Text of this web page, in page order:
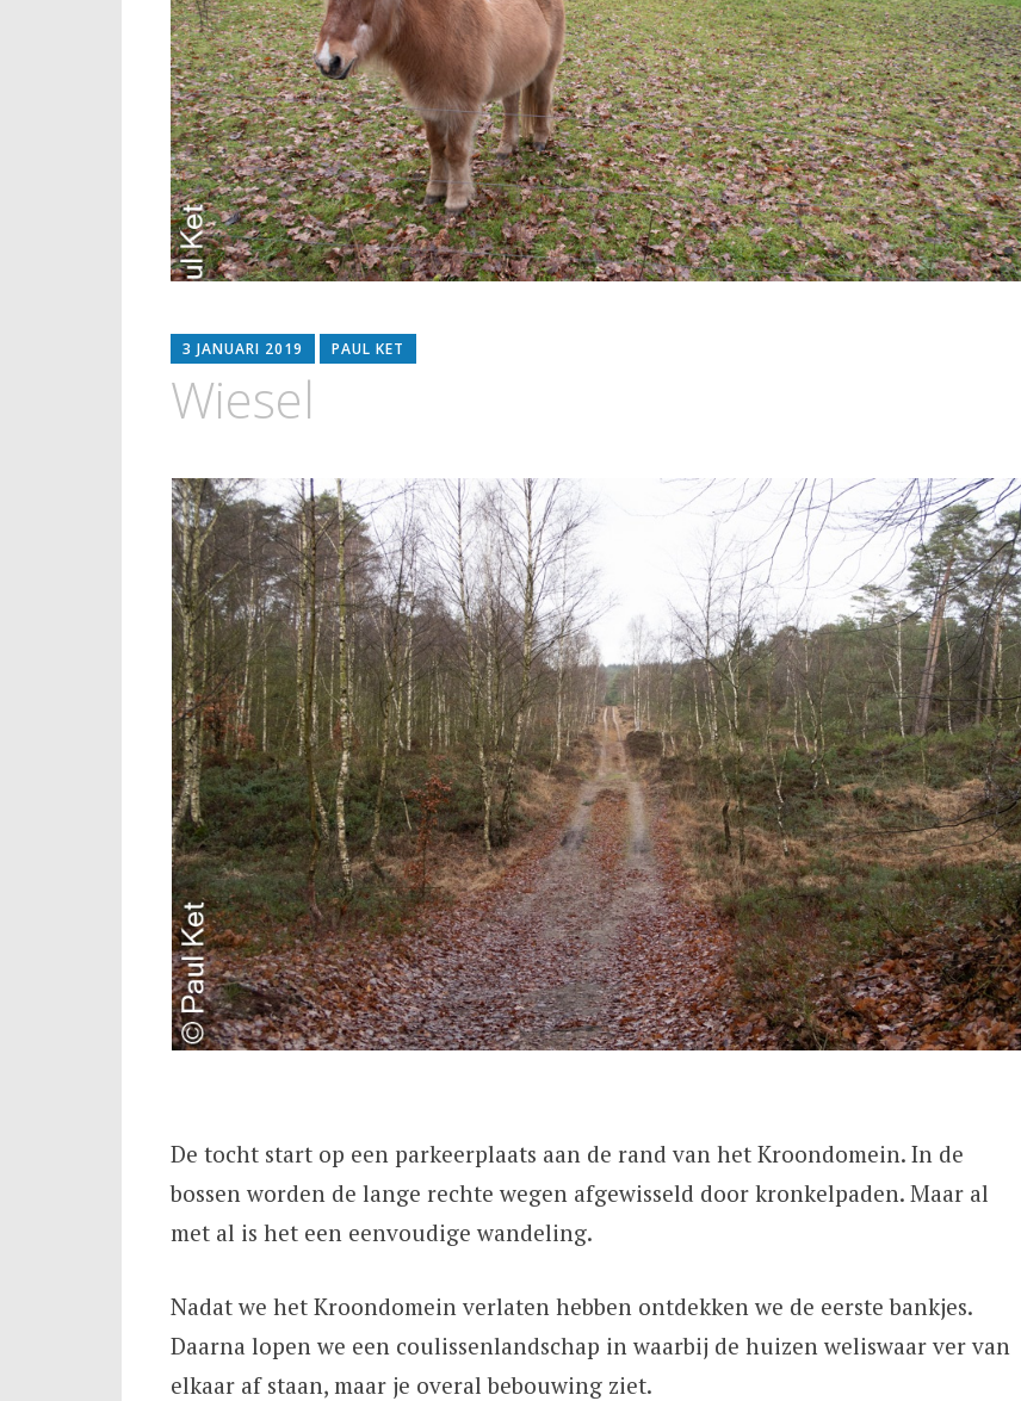
3 JANUARI 2019 PAUL KET
Wiesel
De tocht start op een parkeerplaats aan de rand van het Kroondomein. In de
bossen worden de lange rechte wegen afgewisseld door kronkelpaden. Maar al
met al is het een eenvoudige wandeling.
Nadat we het Kroondomein verlaten hebben ontdekken we de eerste bankjes.
Daarna lopen we een coulissenlandschap in waarbij de huizen weliswaar ver van
elkaar af staan, maar je overal bebouwing ziet.